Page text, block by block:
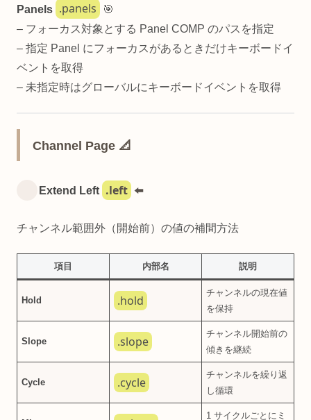
Panels .panels
🎯
– フォーカス対象とする Panel COMP のパスを指定
– 指定 Panel にフォーカスがあるときだけキーボードイ
ベントを取得
– 未指定時はグローバルにキーボードイベントを取得
Channel Page 📐
Extend Left .left ⬅️
チャンネル範囲外（開始前）の値の補間方法
項目 内部名 説明
Hold .hold
チャンネルの現在値
を保持
Slope .slope
チャンネル開始前の
傾きを継続
Cycle .cycle
チャンネルを繰り返
し循環
1 サイクルごとにミ